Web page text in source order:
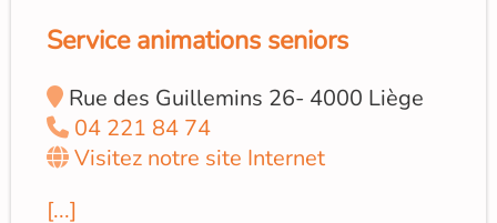
Service animations seniors
Rue des Guillemins 26- 4000 Liège
04 221 84 74
Visitez notre site Internet
[...]